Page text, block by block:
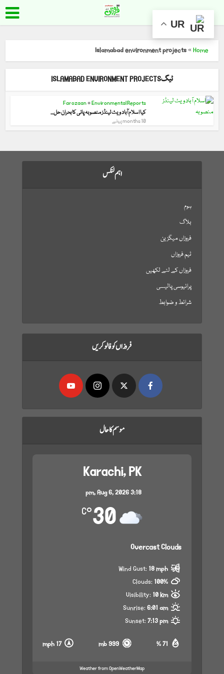
Home
»
Islamabad environment projects
ٹیگISLAMABAD ENVIRONMENT PROJECTS
Environmental Reports
•
Farozaan
کیا اسلام آباد ویٹ لینڈز منصوبہ پانی کا بحران حل...
10 months پہلے
اہم لنکس
ہوم
بلاگ
فروزاں میگزین
ٹیم فروزاں
فروزاں کے لئے لکھیں
پرائیوسی پالیسی
شرائط و ضوابط
فروزاں کو فالو کریں
موسم کا حال
Karachi, PK
3:18 pm,
Aug 6, 2026
30
°C
Overcast Clouds
71 %
999 mb
17 mph
Wind Gust: 18 mph
Clouds: 100%
Visibility: 10 km
Sunrise:6:01 am
Sunset:7:13 pm
Weather from OpenWeatherMap
UR